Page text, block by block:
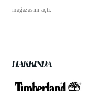
mağazasını açtı.
HAKKINDA